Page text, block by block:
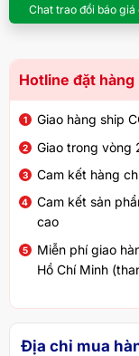
Chat trao đổi báo giá
Hotline đặt hàng
Giao hàng ship
Giao trong vòng
Cam kết hàng
Cam kết sản
cao
Miễn phí giao
Hồ Chí Minh
Địa chỉ mua